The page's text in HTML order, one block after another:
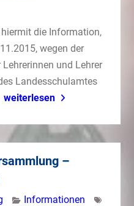
die Information,
wegen der
und Lehrer
Landesschulamtes
weiterlesen
–
Informationen